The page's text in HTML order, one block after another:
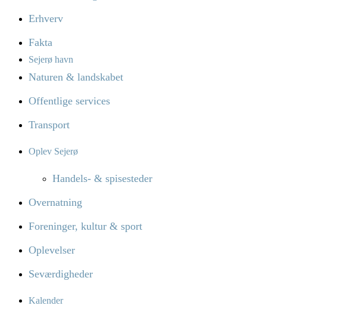
Erhverv
Fakta
Sejerø havn
Naturen & landskabet
Offentlige services
Transport
Oplev Sejerø
Handels- & spisesteder
Overnatning
Foreninger, kultur & sport
Oplevelser
Seværdigheder
Kalender